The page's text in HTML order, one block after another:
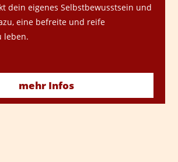
dein eigenes Selbstbewusstsein und
eine befreite und reife
leben.
mehr Infos